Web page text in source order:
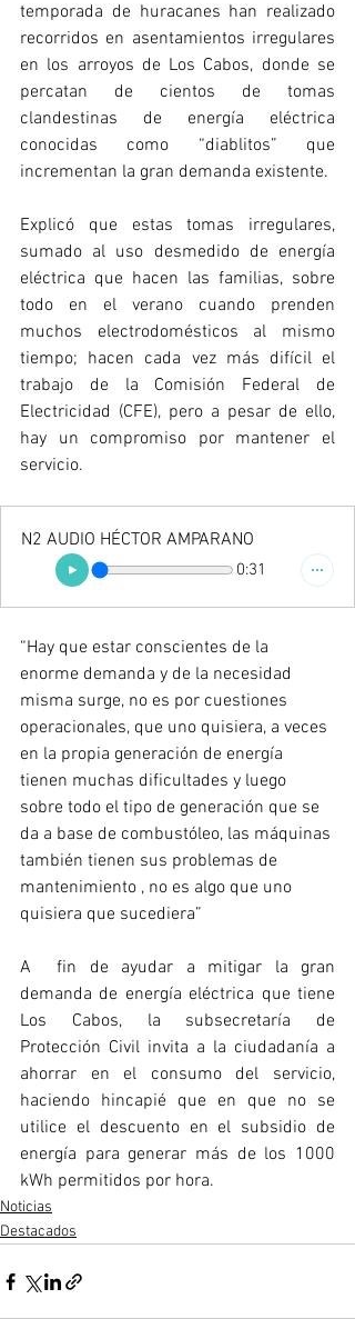
temporada de huracanes han realizado
recorridos en asentamientos irregulares
en los arroyos de Los Cabos, donde se
percatan de cientos de tomas
clandestinas de energía eléctrica
conocidas como “diablitos” que
incrementan la gran demanda existente.
Explicó que estas tomas irregulares,
sumado al uso desmedido de energía
eléctrica que hacen las familias, sobre
todo en el verano cuando prenden
muchos electrodomésticos al mismo
tiempo; hacen cada vez más difícil el
trabajo de la Comisión Federal de
Electricidad (CFE), pero a pesar de ello,
hay un compromiso por mantener el
servicio.
N2 AUDIO HÉCTOR AMPARANO
0:31
“Hay que estar conscientes de la
enorme demanda y de la necesidad
misma surge, no es por cuestiones
operacionales, que uno quisiera, a veces
en la propia generación de energía
tienen muchas dificultades y luego
sobre todo el tipo de generación que se
da a base de combustóleo, las máquinas
también tienen sus problemas de
mantenimiento , no es algo que uno
quisiera que sucediera”
A  fin de ayudar a mitigar la gran
demanda de energía eléctrica que tiene
Los Cabos, la subsecretaría de
Protección Civil invita a la ciudadanía a
ahorrar en el consumo del servicio,
haciendo hincapié que en que no se
utilice el descuento en el subsidio de
energía para generar más de los 1000
kWh permitidos por hora.
Noticias
Destacados